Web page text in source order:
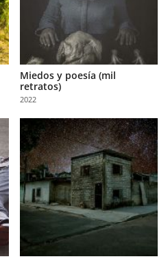
Miedos y poesía (mil
retratos)
2022